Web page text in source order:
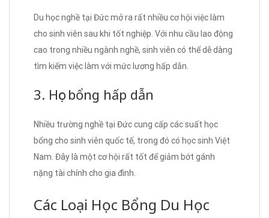
Du học nghề tại Đức mở ra rất nhiều cơ hội việc làm
cho sinh viên sau khi tốt nghiệp. Với nhu cầu lao động
cao trong nhiều ngành nghề, sinh viên có thể dễ dàng
tìm kiếm việc làm với mức lương hấp dẫn.
3. Học bổng hấp dẫn
Nhiều trường nghề tại Đức cung cấp các suất học
bổng cho sinh viên quốc tế, trong đó có học sinh Việt
Nam. Đây là một cơ hội rất tốt để giảm bớt gánh
nặng tài chính cho gia đình.
Các Loại Học Bổng Du Học